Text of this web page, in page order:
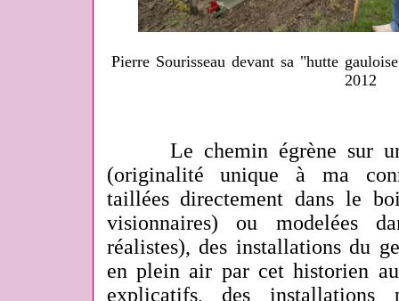
Pierre Sourisseau devant sa "hutte
2012
Le chemin égrène sur
(originalité unique à ma
taillées directement dans le
visionnaires) ou modelées
réalistes), des installations du
en plein air par cet historien
explicatifs, des